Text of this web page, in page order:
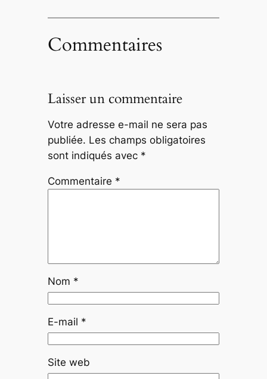
Commentaires
Laisser un commentaire
Votre adresse e-mail ne sera pas
publiée. Les champs obligatoires
sont indiqués avec *
Commentaire *
Nom *
E-mail *
Site web